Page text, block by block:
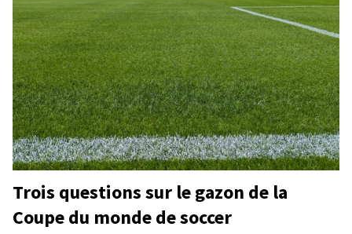
Trois questions sur le gazon de la
Coupe du monde de soccer